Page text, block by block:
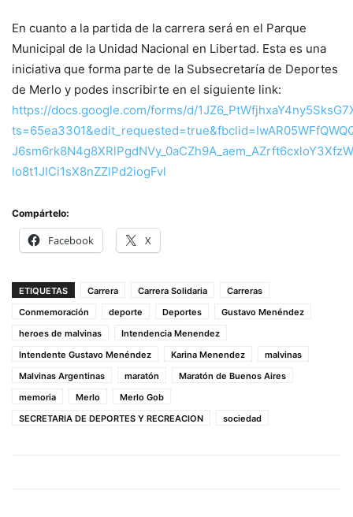
En cuanto a la partida de la carrera será en el Parque
Municipal de la Unidad Nacional en Libertad. Esta es una
iniciativa que forma parte de la Subsecretaría de Deportes
de Merlo y podes inscribirte en el siguiente link:
https://docs.google.com/forms/d/
lo8t1JICi1sX8nZZlPd2iogFvl
Compártelo:
Facebook X
ETIQUETAS Carrera Carrera Solidaria
Carreras
Conmemoración
deporte Deportes
Gustavo Menéndez
heroes de malvinas
Intendencia Menendez
Intendente Gustavo Menéndez
Karina Menendez
malvinas
Malvinas Argentinas
maratón
Maratón de Buenos Aires
memoria
Merlo
Merlo Gob
SECRETARIA DE DEPORTES Y RECREACION
sociedad